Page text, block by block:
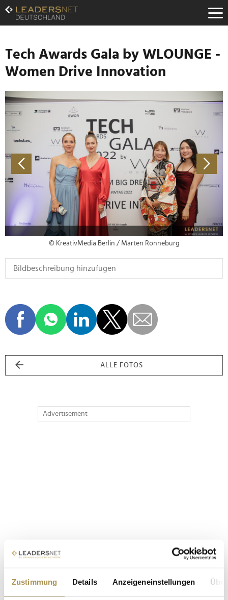
Zustimmung Details Anzeigeneinstellungen
Zum
Inhalt
Zur
Navigation
Zur
Hauptnavigation
Tech Awards Gala by WLOUNGE -
Women Drive Innovation
© KreativMedia Berlin / Marten Ronneburg
ALLE FOTOS
Advertisement